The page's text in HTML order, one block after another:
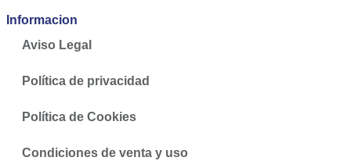
Informacion
Aviso Legal
Política de privacidad
Política de Cookies
Condiciones de venta y uso